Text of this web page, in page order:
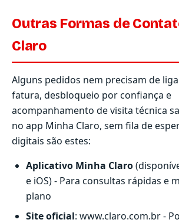
Outras Formas de
Claro
Alguns pedidos nem precisam de
fatura, desbloqueio por confiança e
acompanhamento de visita técnica
no app Minha Claro, sem fila de
digitais são estes:
Aplicativo Minha Claro
e iOS) - Para consultas rápidas e
plano
Site oficial: www.claro.com.br-